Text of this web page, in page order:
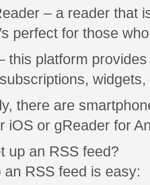
– a reader that
perfect for those
this platform
there are
iOS or gReader for
up an RSS feed?
an RSS feed is easy: